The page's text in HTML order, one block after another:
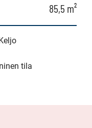
85,5 m²
tila